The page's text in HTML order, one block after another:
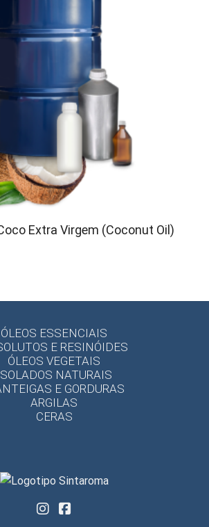
Extra Virgem (Coconut Oil)
ÓLEOS ESSENCIAIS
E RESINÓIDES
ÓLEOS VEGETAIS
NATURAIS
E GORDURAS
ARGILAS
CERAS